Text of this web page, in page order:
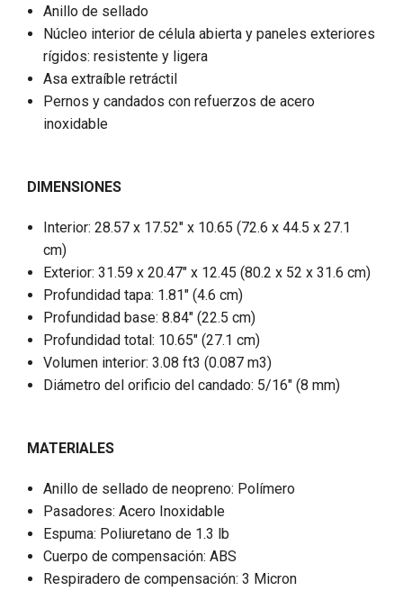
Anillo de sellado
Núcleo interior de célula abierta y paneles exteriores
rígidos: resistente y ligera
Asa extraíble retráctil
Pernos y candados con refuerzos de acero
inoxidable
DIMENSIONES
Interior: 28.57 x 17.52" x 10.65 (72.6 x 44.5 x 27.1
cm)
Exterior: 31.59 x 20.47" x 12.45 (80.2 x 52 x 31.6 cm)
Profundidad tapa: 1.81" (4.6 cm)
Profundidad base: 8.84" (22.5 cm)
Profundidad total: 10.65" (27.1 cm)
Volumen interior: 3.08 ft3 (0.087 m3)
Diámetro del orificio del candado: 5/16" (8 mm)
MATERIALES
Anillo de sellado de neopreno: Polímero
Pasadores: Acero Inoxidable
Espuma: Poliuretano de 1.3 lb
Cuerpo de compensación: ABS
Respiradero de compensación: 3 Micron